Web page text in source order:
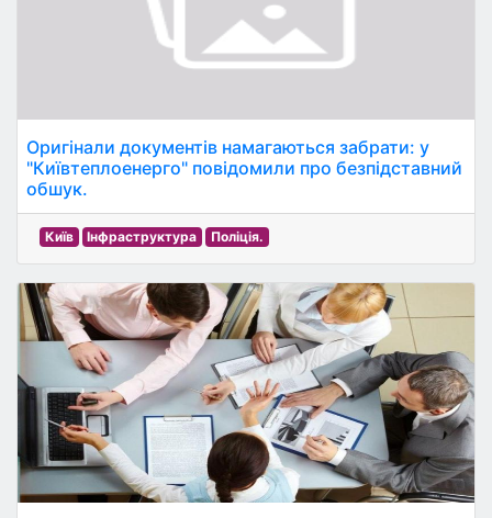
Оригінали документів намагаються забрати: у
"Київтеплоенерго" повідомили про безпідставний
обшук.
Київ Інфраструктура Поліція.